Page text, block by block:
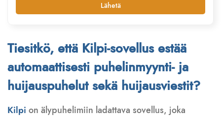
Lähetä
Tiesitkö, että Kilpi-sovellus estää
automaattisesti puhelinmyynti- ja
huijauspuhelut sekä huijausviestit?
Kilpi on älypuhelimiin ladattava sovellus, joka